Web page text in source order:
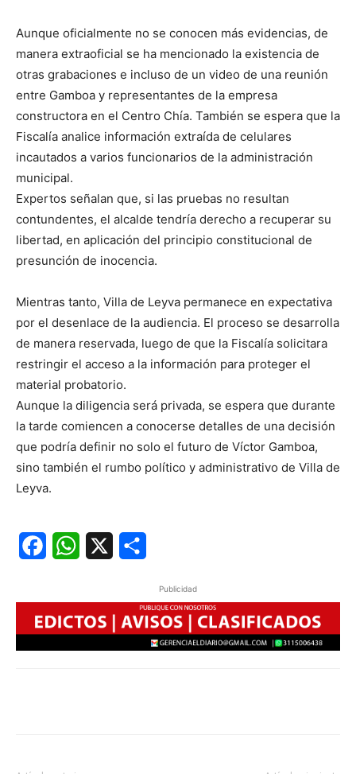
Aunque oficialmente no se conocen más evidencias, de
manera extraoficial se ha mencionado la existencia de
otras grabaciones e incluso de un video de una reunión
entre Gamboa y representantes de la empresa
constructora en el Centro Chía. También se espera que la
Fiscalía analice información extraída de celulares
incautados a varios funcionarios de la administración
municipal.
Expertos señalan que, si las pruebas no resultan
contundentes, el alcalde tendría derecho a recuperar su
libertad, en aplicación del principio constitucional de
presunción de inocencia.
Mientras tanto, Villa de Leyva permanece en expectativa
por el desenlace de la audiencia. El proceso se desarrolla
de manera reservada, luego de que la Fiscalía solicitara
restringir el acceso a la información para proteger el
material probatorio.
Aunque la diligencia será privada, se espera que durante
la tarde comiencen a conocerse detalles de una decisión
que podría definir no solo el futuro de Víctor Gamboa,
sino también el rumbo político y administrativo de Villa de
Leyva.
FacebookWhatsApp
Publicidad